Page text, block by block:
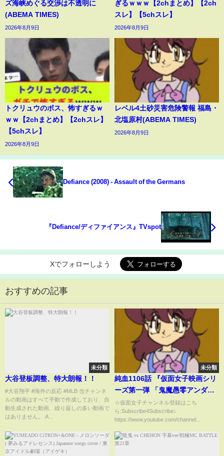
ズ海峡めぐる交渉は不透明に
(ABEMA TIMES)
2026年8月9日
ぎるｗｗｗ【2chまとめ】【2ch
スレ】【5chスレ】
2026年8月9日
トクリュウのボス、怖すぎるｗ
ｗｗ【2chまとめ】【2chスレ】
【5chスレ】
2026年8月9日
レベル4土砂災害危険警報 福島・
北塩原村(ABEMA TIMES)
2026年8月9日
Defiance (2008) - Assault of the Germans
『Defiance/ディファイアンス』TVspot
Xでフォローしよう
おすすめの記事
未分類
大谷登板調整、特大朗報！！
#大谷翔平 #海外の反応 #MLB 当チャンネ
ルの動画はすべて手動で作成しており、自
動生成された動画、繰り返しの多い動画で
はありません。 A...
未分類
純血1106話 『仮面女子映画シリ
ーズ第一弾 「鬼魔愚零アンダー
グラウンド」鑑賞会』
☆仮面女子チャンネル登録はこち
ら:Subscribe4Subscribe↓
https://www.youtube.com/channel...